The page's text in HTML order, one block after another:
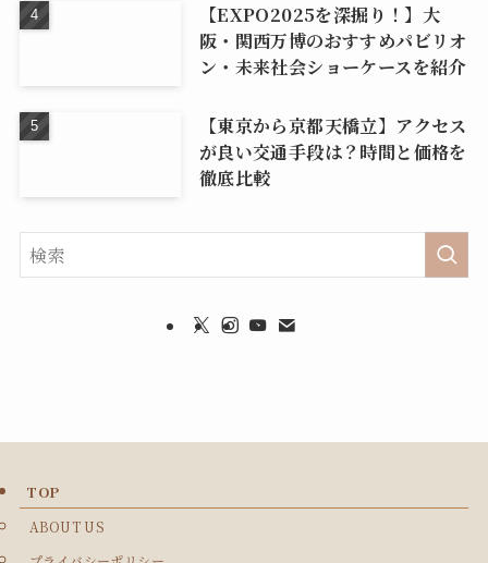
【EXPO2025を深掘り！】大
阪・関西万博のおすすめパビリオ
ン・未来社会ショーケースを紹介
【東京から京都天橋立】アクセス
が良い交通手段は？時間と価格を
徹底比較
TOP
ABOUT US